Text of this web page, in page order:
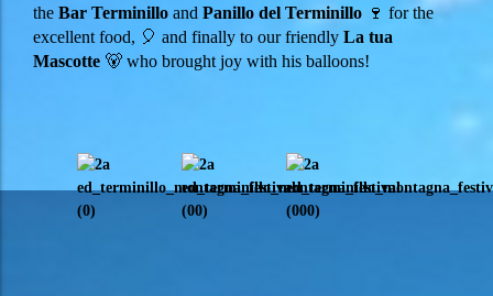
the Bar Terminillo and Panillo del Terminillo 🍷 for the
excellent food, 🎈 and finally to our friendly La tua
Mascotte 🐻 who brought joy with his balloons!